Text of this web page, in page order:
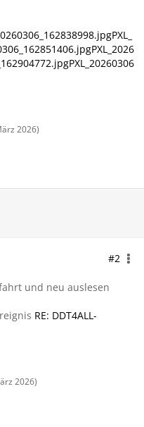
PXL_
PXL_2026
PXL_20260306
2026)
#2
und neu auslesen
RE: DDT4ALL-
2026)